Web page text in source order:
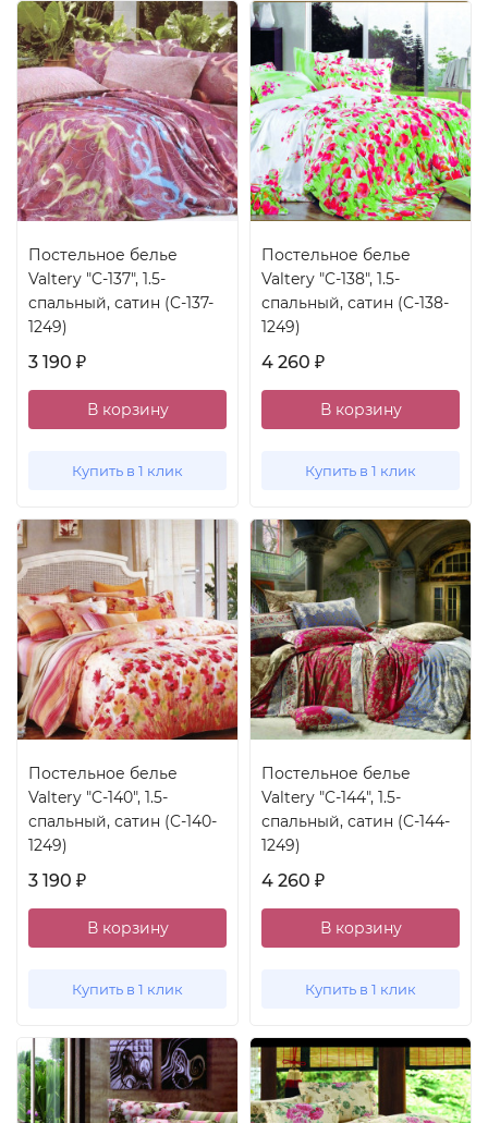
Постельное белье
Valtery "C-137", 1.5-
спальный, сатин (C-137-
1249)
3 190 ₽
В корзину
Купить в 1 клик
Постельное белье
Valtery "C-138", 1.5-
спальный, сатин (C-138-
1249)
4 260 ₽
В корзину
Купить в 1 клик
Постельное белье
Valtery "C-140", 1.5-
спальный, сатин (C-140-
1249)
3 190 ₽
В корзину
Купить в 1 клик
Постельное белье
Valtery "C-144", 1.5-
спальный, сатин (C-144-
1249)
4 260 ₽
В корзину
Купить в 1 клик